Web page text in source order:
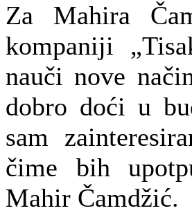
Za Mahira
kompaniji
nauči nove
dobro doći u
sam
čime bih
Mahir Čamdžić.